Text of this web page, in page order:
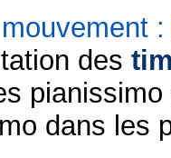
des
dans les